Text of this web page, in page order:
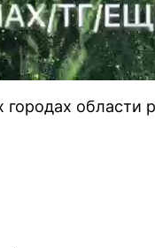
области